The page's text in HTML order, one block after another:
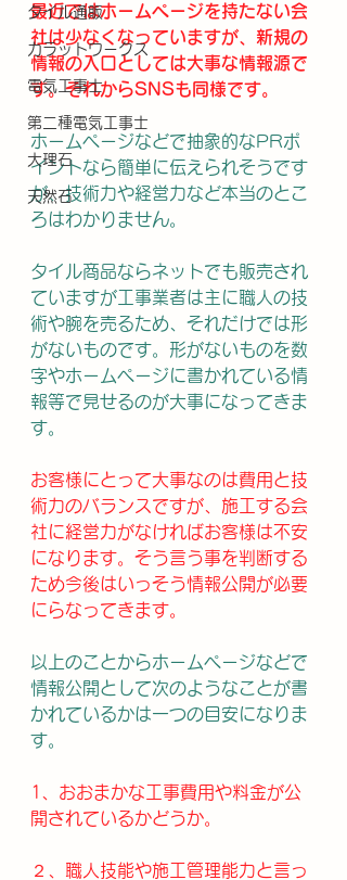
タイル通販
カラットワークス
電気工事士
第二種電気工事士
大理石
天然石
最近ではホームページを持たない会
社は少なくなっていますが、新規の
情報の入口としては大事な情報源で
す。それからSNSも同様です。
ホームページなどで抽象的なPRポ
イントなら簡単に伝えられそうです
が、技術力や経営力など本当のとこ
ろはわかりません。
タイル商品ならネットでも販売され
ていますが工事業者は主に職人の技
術や腕を売るため、それだけでは形
がないものです。形がないものを数
字やホームページに書かれている情
報等で見せるのが大事になってきま
す。
お客様にとって大事なのは費用と技
術力のバランスですが、施工する会
社に経営力がなければお客様は不安
になります。そう言う事を判断する
ため今後はいっそう情報公開が必要
にらなってきます。
以上のことからホームページなどで
情報公開として次のようなことが書
かれているかは一つの目安になりま
す。
1、おおまかな工事費用や料金が公
開されているかどうか。
２、職人技能や施工管理能力と言っ